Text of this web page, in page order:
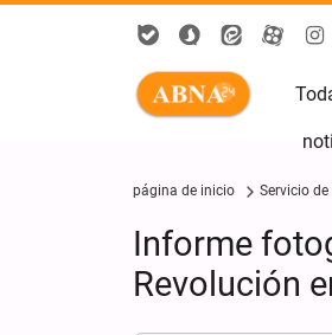
página de inicio Servicio
Informe
Revolución